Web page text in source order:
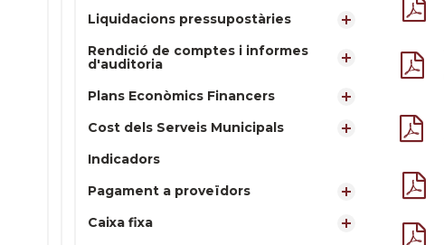
Liquidacions pressupostàries
Rendició de comptes i informes
d'auditoria
Plans Econòmics Financers
Cost dels Serveis Municipals
Indicadors
Pagament a proveïdors
Caixa fixa